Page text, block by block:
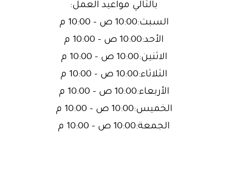
بالتالي مواعيد العمل:
السبت:10:00 ص – 10:00 م
الأحد:10:00 ص – 10:00 م
الاثنين:10:00 ص – 10:00 م
الثلاثاء:10:00 ص – 10:00 م
الأربعاء:10:00 ص – 10:00 م
الخميس:10:00 ص – 10:00 م
الجمعة:10:00 ص – 10:00 م